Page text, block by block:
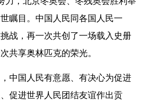
天津 河北
江西
瞩目。中国人民同各国人民一
战，再一次共创了一场载入史册
共享奥林匹克的荣光。
国人民有意愿、有决心为促进
促进世界人民团结友谊作出贡